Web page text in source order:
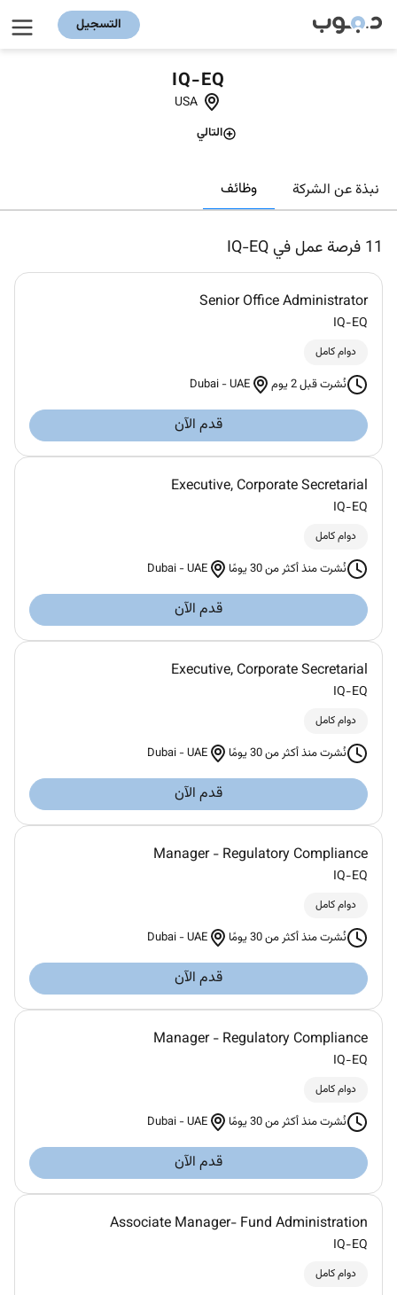
التسجيل
IQ-EQ
USA
التالي
نبذة عن الشركة وظائف
11 فرصة عمل في IQ-EQ
Senior Office Administrator
IQ-EQ
دوام كامل
نُشرت قبل 2 يوم Dubai -UAE
قدم الآن
Executive, Corporate Secretarial
IQ-EQ
دوام كامل
نُشرت منذ أكثر من 30 يومًا Dubai -UAE
قدم الآن
Executive, Corporate Secretarial
IQ-EQ
دوام كامل
نُشرت منذ أكثر من 30 يومًا Dubai -UAE
قدم الآن
Manager - Regulatory Compliance
IQ-EQ
دوام كامل
نُشرت منذ أكثر من 30 يومًا Dubai -UAE
قدم الآن
Manager - Regulatory Compliance
IQ-EQ
دوام كامل
نُشرت منذ أكثر من 30 يومًا Dubai -UAE
قدم الآن
Associate Manager- Fund Administration
IQ-EQ
دوام كامل